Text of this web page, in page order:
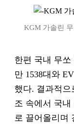
KGM 가솔린
한편 국내 무쏘
만 1538대와
했다. 결과적
조 속에서 국내
로 끌어올리며